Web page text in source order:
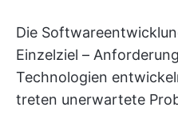
Die
Einzelziel –
Technologien
treten unerwartete